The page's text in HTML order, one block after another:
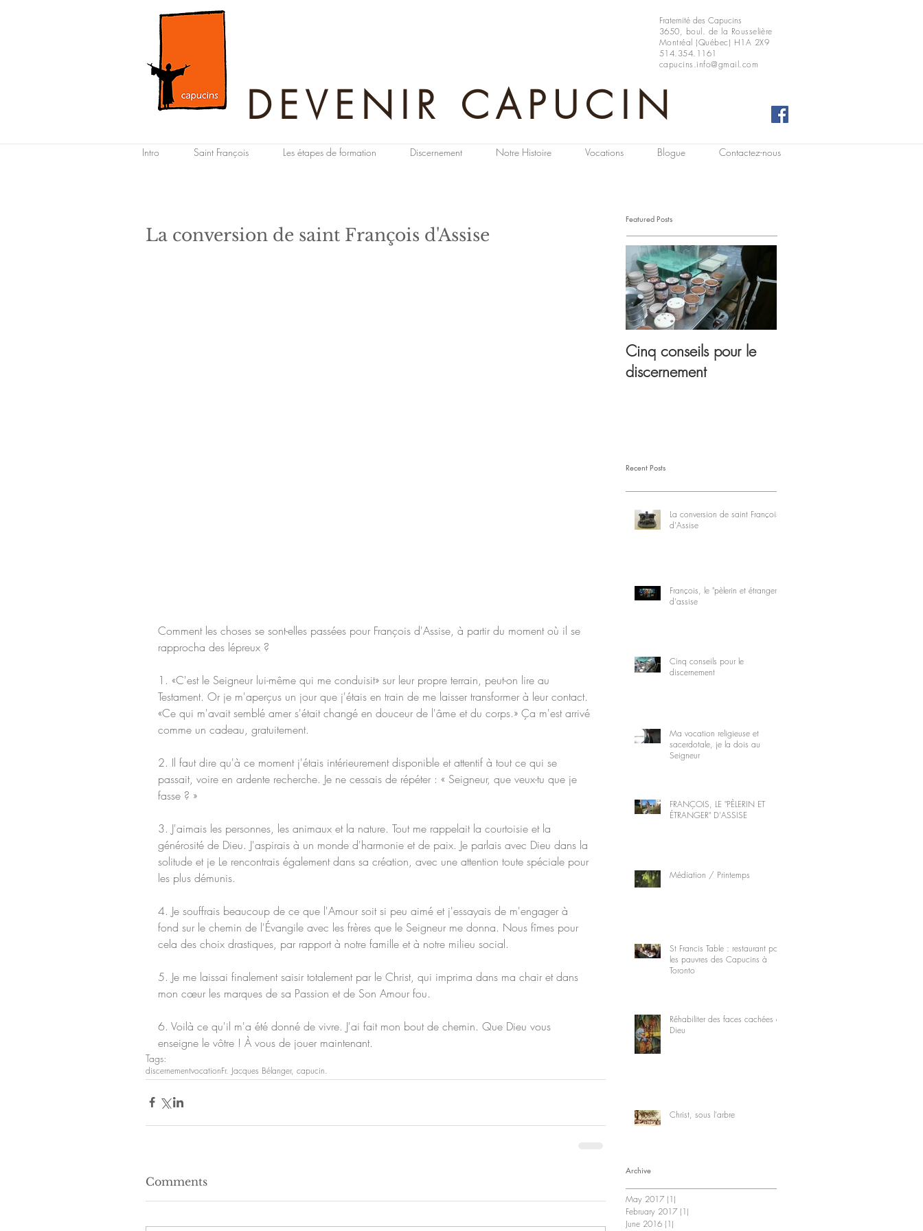
DEVENIR CAPUCIN
Fraternité des Capucins
3650, boul. de la Rousselière
Montréal (Québec) H1A 2X9
514.354.1161
capucins.info@gmail.com
Intro Saint François Les étapes de formation Discernement Notre Histoire Vocations Blogue Contactez-nous
La conversion de saint François d'Assise
Comment les choses se sont-elles passées pour François d'Assise, à partir du moment où il se
rapprocha des lépreux ?
1. «C'est le Seigneur lui-même qui me conduisit» sur leur propre terrain, peut-on lire au
Testament. Or je m'aperçus un jour que j'étais en train de me laisser transformer à leur contact.
«Ce qui m'avait semblé amer s'était changé en douceur de l'âme et du corps.» Ça m'est arrivé
comme un cadeau, gratuitement.
2. Il faut dire qu'à ce moment j'étais intérieurement disponible et attentif à tout ce qui se
passait, voire en ardente recherche. Je ne cessais de répéter : « Seigneur, que veux-tu que je
fasse ? »
3. J'aimais les personnes, les animaux et la nature. Tout me rappelait la courtoisie et la
générosité de Dieu. J'aspirais à un monde d'harmonie et de paix. Je parlais avec Dieu dans la
solitude et je Le rencontrais également dans sa création, avec une attention toute spéciale pour
les plus démunis.
4. Je souffrais beaucoup de ce que l'Amour soit si peu aimé et j'essayais de m'engager à
fond sur le chemin de l'Évangile avec les frères que le Seigneur me donna. Nous fîmes pour
cela des choix drastiques, par rapport à notre famille et à notre milieu social.
5. Je me laissai finalement saisir totalement par le Christ, qui imprima dans ma chair et dans
mon cœur les marques de sa Passion et de Son Amour fou.
6. Voilà ce qu'il m'a été donné de vivre. J'ai fait mon bout de chemin. Que Dieu vous
enseigne le vôtre ! À vous de jouer maintenant.
Tags:
discernementvocationFr. Jacques Bélanger, capucin.
Comments
Featured Posts
Cinq conseils pour le
discernement
Recent Posts
La conversion de saint François
d'Assise
François, le "pèlerin et étranger"
d'assise
Cinq conseils pour le
discernement
Ma vocation religieuse et
sacerdotale, je la dois au
Seigneur
FRANÇOIS, LE "PÈLERIN ET
ÉTRANGER" D'ASSISE
Médiation / Printemps
St Francis Table : restaurant pour
les pauvres des Capucins à
Toronto
Réhabiliter des faces cachées de
Dieu
Christ, sous l'arbre
Archive
May 2017 (1)
February 2017 (1)
June 2016 (1)